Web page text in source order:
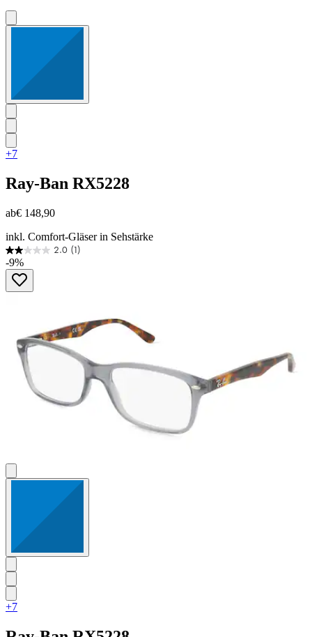
+7
Ray-Ban RX5228
ab€ 148,90
inkl. Comfort-Gläser in Sehstärke
2.0 (1)
2.0
von
Sternen.
-9%
+7